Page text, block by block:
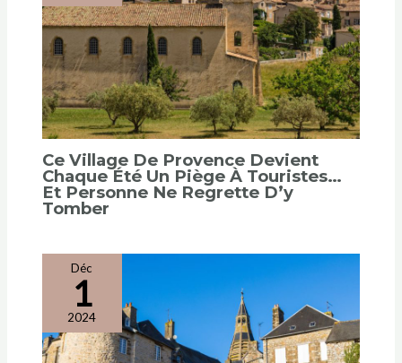
Ce Village De Provence Devient
Chaque Été Un Piège À Touristes…
Et Personne Ne Regrette D’y
Tomber
Déc
1
2024